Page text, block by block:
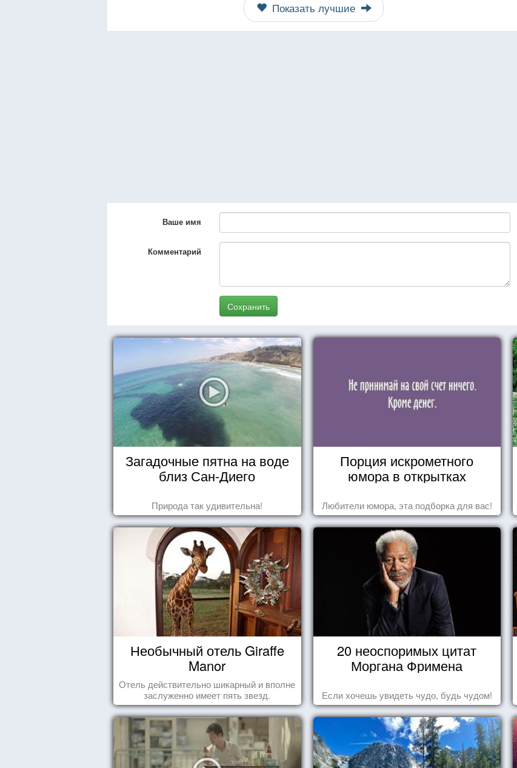
Показать лучшие
Ваше имя
Комментарий
Сохранить
Загадочные пятна на воде
близ Сан-Диего
Природа так удивительна!
Порция искрометного
юмора в открытках
Любители юмора, эта подборка для вас!
Необычный отель Giraffe
Manor
Отель действительно шикарный и вполне
заслуженно имеет пять звезд.
20 неоспоримых цитат
Моргана Фримена
Если хочешь увидеть чудо, будь чудом!